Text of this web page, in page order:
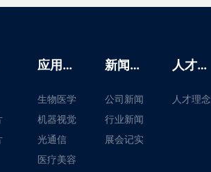
应用领
生物医学
机器视觉
光通信
医疗美容
新闻动
公司新闻
行业新闻
展会记实
人才招
人才理念